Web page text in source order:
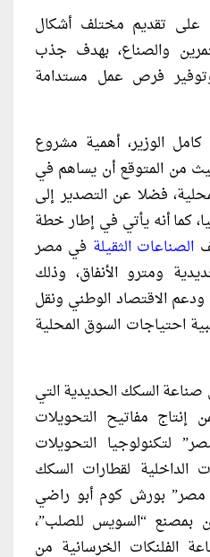
تقديم مختلف أشكال
والصناع، بهدف جذب
وتوفير فرص عمل مستدامة
الوزير، أهمية مشروع
من المتوقع أن يساهم في
فضلا عن التصدير إلى
كما أنه يأتي في إطار خطة
الصناعات الثقيلة في مصر
ومترو الأنفاق، وذلك
الاقتصاد الوطني ونقل
احتياجات السوق المحلية
صناعة السكك الحديدية التي
إنتاج مفاتيح التحويلات
لتكنولوجيا التحويلات
الداخلية لقطارات السكك
مصر” بورش كوم أبو راضي
بمصنع “السويس للصلب”،
الفلنكات الخرسانية من